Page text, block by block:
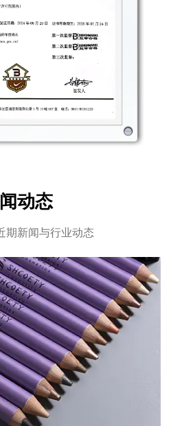
动态
期新闻与行业动态